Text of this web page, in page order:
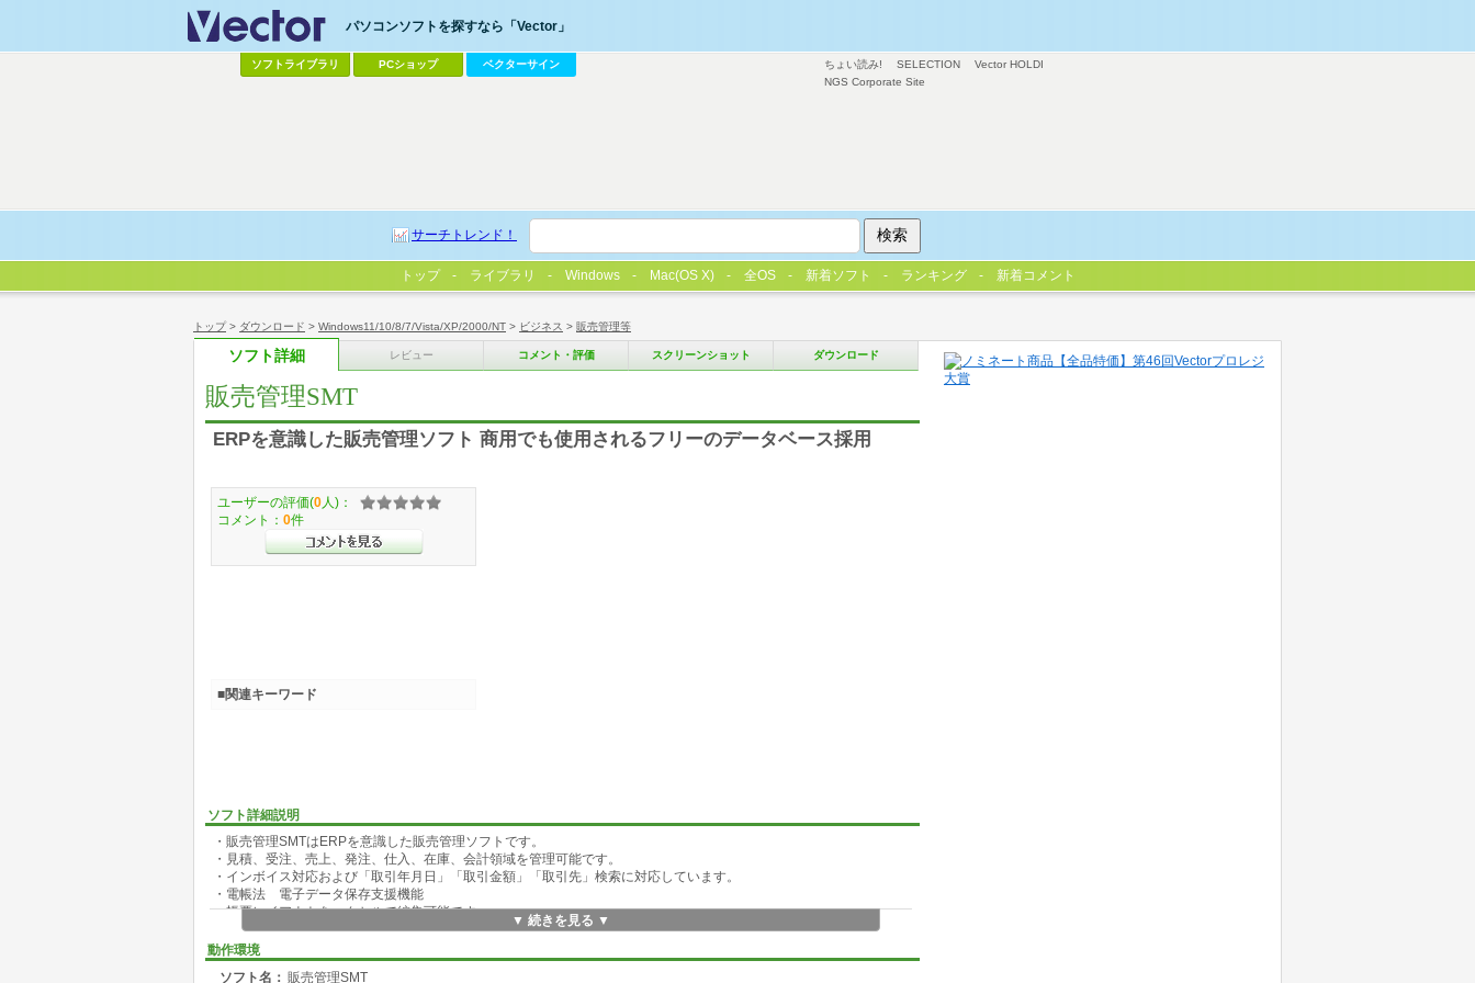
トップ> ダウンロード > Windows11/10/8/7/Vista/XP/2000/NT > ビジネス > 販売管理等
ソフト詳細 レビュー コメント・評価 スクリーンショット ダウンロード
販売管理SMT
ERPを意識した販売管理ソフト 商用でも使用されるフリーのデータベース採用
ソフト詳細説明
・販売管理SMTはERPを意識した販売管理ソフトです。
・見積、受注、売上、発注、仕入、在庫、会計領域を管理可能です。
・インボイス対応および「取引年月日」「取引金額」「取引先」検索に対応しています。
・電帳法 電子データ保存支援機能
・帳票レイアウトをエクセルで編集可能です。
・同一ネットワークで複数人による利用可能
・商用使用されているフリーのデータベースを採用し、データ管理の堅牢性と応答性を確保しています。
・スマホによる入出荷、棚卸に対応
▼ 続きを見る ▼
動作環境
ソフト名： 販売管理SMT
ユーザーの評価(0 人)：
コメント： 0件
■関連キーワード
ちょい読み! SELECTION
Vector HOLDI
NGS Corporate Site
パソコンソフトを探すなら「Vector」
ソフトライブラリ PCショップ ベクターサイン
サーチトレンド！
トップ ライブラリ Windows Mac(OS X) 全OS 新着ソフト ランキング 新着コメント